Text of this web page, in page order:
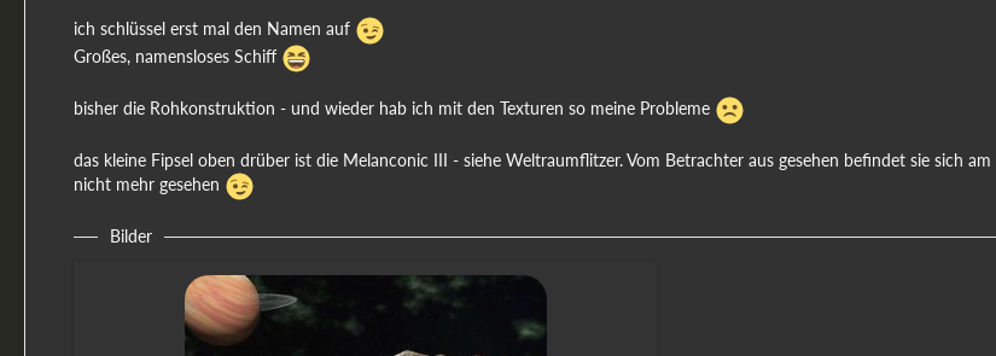
ich schlüssel erst mal den Namen auf
Großes, namensloses Schiff
bisher die Rohkonstruktion - und wieder hab ich mit den Texturen so meine Probleme
das kleine Fipsel oben drüber ist die Melanconic III - siehe Weltraumflitzer. Vom Betrachter aus gesehen befindet sie sich
nicht mehr gesehen
Bilder